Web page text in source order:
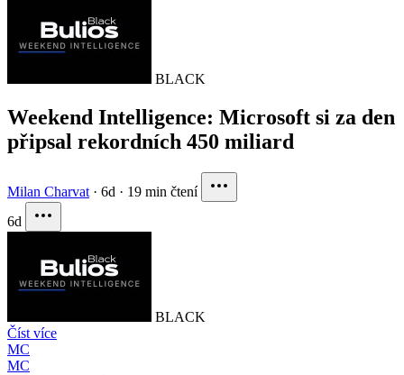
BLACK
Weekend Intelligence: Microsoft si za den
připsal rekordních 450 miliard
Milan Charvat · 6d · 19 min čtení
6d
BLACK
Číst více
MC
MC